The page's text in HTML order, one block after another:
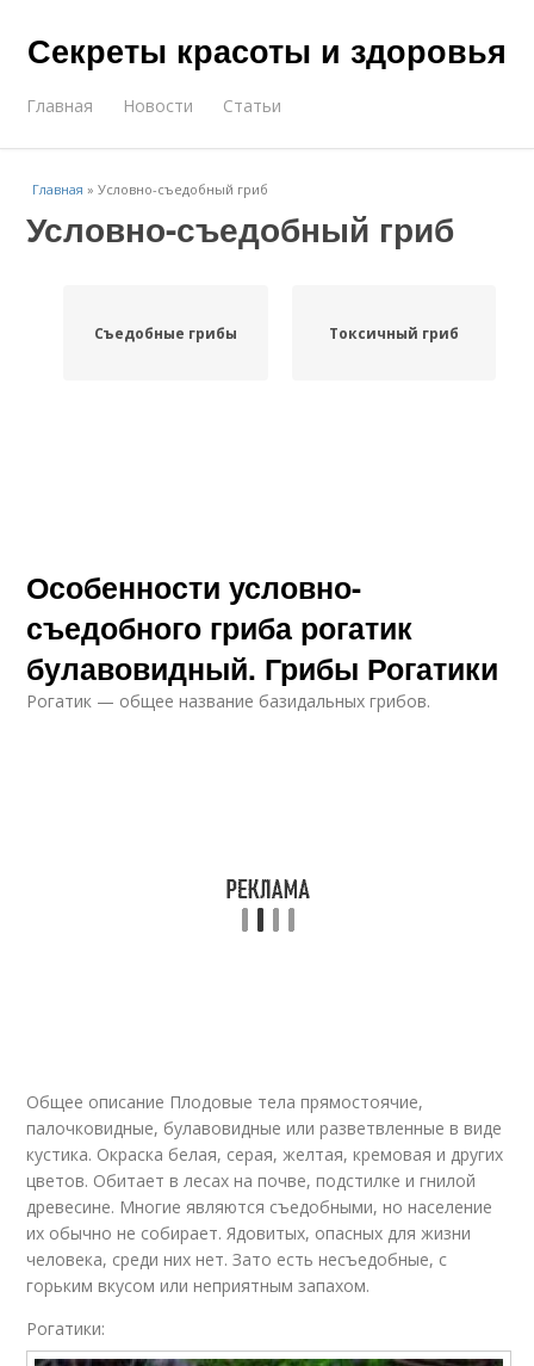
Секреты красоты и здоровья
Главная Новости Статьи
Главная »Условно-съедобный гриб
Условно-съедобный гриб
Съедобные грибы Токсичный гриб
Особенности условно-
съедобного гриба рогатик
булавовидный. Грибы Рогатики
Рогатик — общее название базидальных грибов.
Общее описание Плодовые тела прямостоячие,
палочковидные, булавовидные или разветвленные в виде
кустика. Окраска белая, серая, желтая, кремовая и других
цветов. Обитает в лесах на почве, подстилке и гнилой
древесине. Многие являются съедобными, но население
их обычно не собирает. Ядовитых, опасных для жизни
человека, среди них нет. Зато есть несъедобные, с
горьким вкусом или неприятным запахом.
Рогатики: